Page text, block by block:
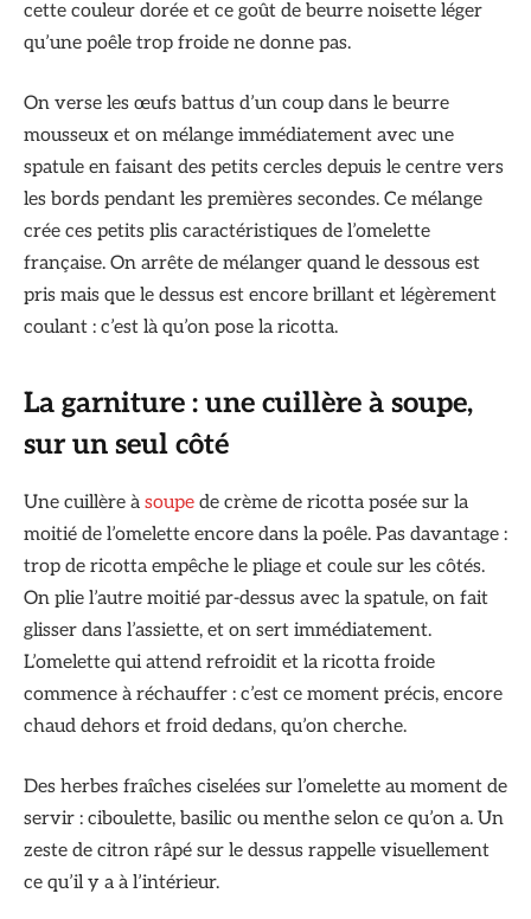
cette couleur dorée et ce goût de beurre noisette léger
qu’une poêle trop froide ne donne pas.
On verse les œufs battus d’un coup dans le beurre
mousseux et on mélange immédiatement avec une
spatule en faisant des petits cercles depuis le centre vers
les bords pendant les premières secondes. Ce mélange
crée ces petits plis caractéristiques de l’omelette
française. On arrête de mélanger quand le dessous est
pris mais que le dessus est encore brillant et légèrement
coulant : c’est là qu’on pose la ricotta.
La garniture : une cuillère à soupe,
sur un seul côté
Une cuillère à soupe de crème de ricotta posée sur la
moitié de l’omelette encore dans la poêle. Pas davantage :
trop de ricotta empêche le pliage et coule sur les côtés.
On plie l’autre moitié par-dessus avec la spatule, on fait
glisser dans l’assiette, et on sert immédiatement.
L’omelette qui attend refroidit et la ricotta froide
commence à réchauffer : c’est ce moment précis, encore
chaud dehors et froid dedans, qu’on cherche.
Des herbes fraîches ciselées sur l’omelette au moment de
servir : ciboulette, basilic ou menthe selon ce qu’on a. Un
zeste de citron râpé sur le dessus rappelle visuellement
ce qu’il y a à l’intérieur.